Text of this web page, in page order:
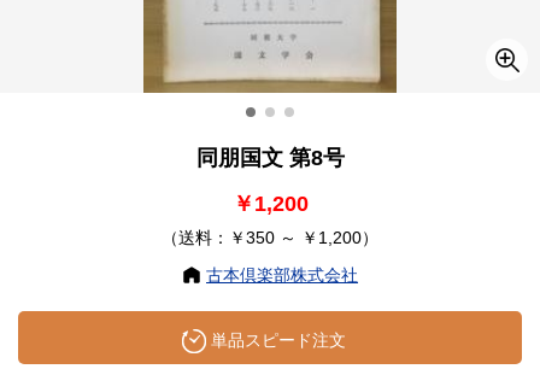
同朋国文 第8号
￥1,200
（送料：￥350 ～ ￥1,200）
古本倶楽部株式会社
単品スピード注文